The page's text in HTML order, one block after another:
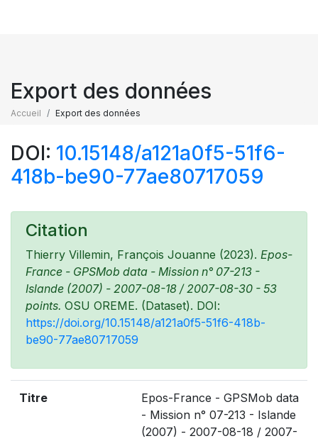
Export des données
Accueil Export des données
DOI: 10.15148/a121a0f5-51f6-
418b-be90-77ae80717059
Citation
Thierry Villemin, François Jouanne (2023). Epos-
France - GPSMob data - Mission n° 07-213 -
Islande (2007) - 2007-08-18 / 2007-08-30 - 53
points. OSU OREME. (Dataset). DOI:
https://doi.org/10.15148/a121a0f5-51f6-418b-
be90-77ae80717059
Titre
Epos-France - GPSMob data
- Mission n° 07-213 - Islande
(2007) - 2007-08-18 / 2007-